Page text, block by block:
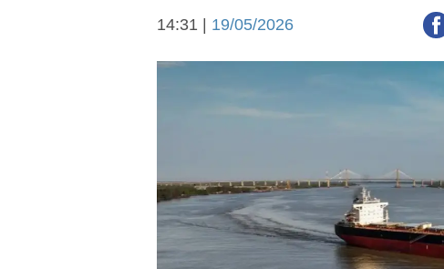
Arte y cultura
Economía y campo
Salud
Es
14:31 | 19/05/2026